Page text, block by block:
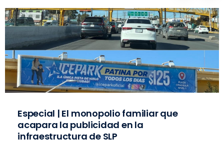
Especial | El monopolio familiar que
acapara la publicidad en la
infraestructura de SLP